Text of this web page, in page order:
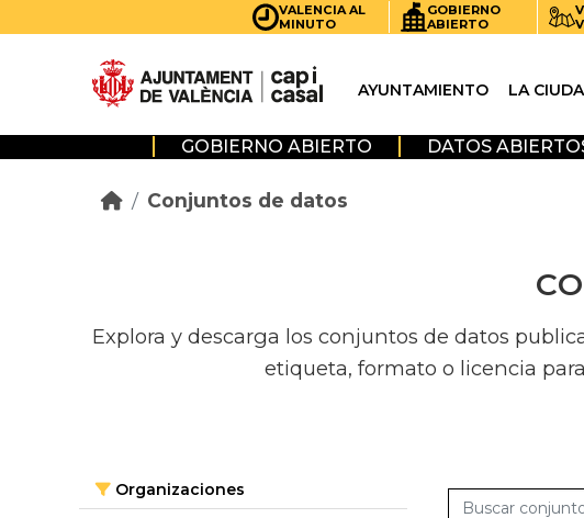
VALENCIA AL
MINUTO
GOBIERNO
ABIERTO
AYUNTAMIENTO LA
GOBIERNO ABIERTO DATOS
Conjuntos de datos
Explora y descarga los conjuntos de datos
etiqueta, formato o licencia
Organizaciones